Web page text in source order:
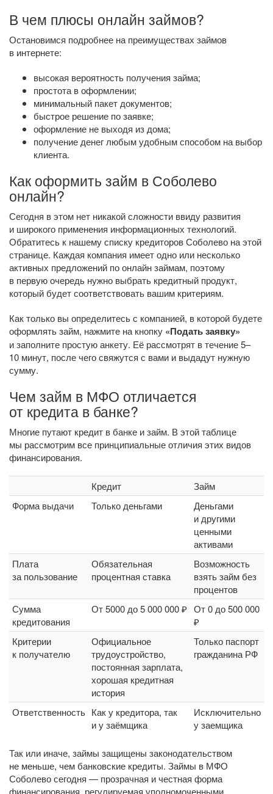
В чем плюсы онлайн займов?
Остановимся подробнее на преимуществах займов
в интернете:
высокая вероятность получения займа;
простота в оформлении;
минимальный пакет документов;
быстрое решение по заявке;
оформление не выходя из дома;
получение денег любым удобным способом на выбор
клиента.
Как оформить займ в Соболево
онлайн?
Сегодня в этом нет никакой сложности ввиду развития
и широкого применения информационных технологий.
Обратитесь к нашему списку кредиторов Соболево на этой
странице. Каждая компания имеет одно или несколько
активных предложений по онлайн займам, поэтому
в первую очередь нужно выбрать кредитный продукт,
который будет соответствовать вашим критериям.
Как только вы определитесь с компанией, в которой будете
оформлять займ, нажмите на кнопку «Подать заявку»
и заполните простую анкету. Её рассмотрят в течение 5–
10 минут, после чего свяжутся с вами и выдадут нужную
сумму.
Чем займ в МФО отличается
от кредита в банке?
Многие путают кредит в банке и займ. В этой таблице
мы рассмотрим все принципиальные отличия этих видов
финансирования.
Кредит
Займ
Форма выдачи
Только деньгами
Деньгами
и другими
ценными
активами
Плата
за пользование
Обязательная
процентная ставка
Возможность
взять займ без
процентов
Сумма
кредитования
От 5000 до 5 000 000 ₽ От 0 до 500 000
₽
Критерии
к получателю
Официальное
трудоустройство,
постоянная зарплата,
хорошая кредитная
история
Только паспорт
гражданина РФ
Ответственность Как у кредитора, так
и у заёмщика
Исключительно
у заемщика
Так или иначе, займы защищены законодательством
не меньше, чем банковские кредиты. Займы в МФО
Соболево сегодня — прозрачная и честная форма
финансирования, регулируемая уполномоченными